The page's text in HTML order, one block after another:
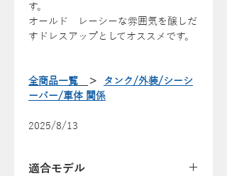
す。
オールド レーシーな雰囲気を醸しだ
すドレスアップとしてオススメです。
全商品一覧 ＞
タンク/外装/シーシ
ーバー/車体 関係
2025/8/13
適合モデル